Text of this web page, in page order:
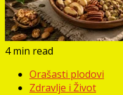
4 min read
Orašasti plodovi
Zdravlje i Život